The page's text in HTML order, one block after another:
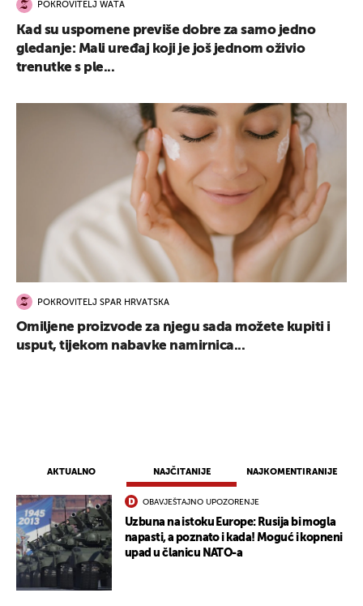
AKTUALNO NAJČITANIJE NAJKOMENTIRANIJE
OBAVJEŠTAJNO UPOZORENJE
Uzbuna na istoku Europe: Rusija bi mogla
napasti, a poznato i kada! Moguć i kopneni
upad u članicu NATO-a
POKROVITELJ WATA
Kad su uspomene previše dobre za samo jedno
gledanje: Mali uređaj koji je još jednom oživio
trenutke s ple...
POKROVITELJ SPAR HRVATSKA
Omiljene proizvode za njegu sada možete kupiti i
usput, tijekom nabavke namirnica...